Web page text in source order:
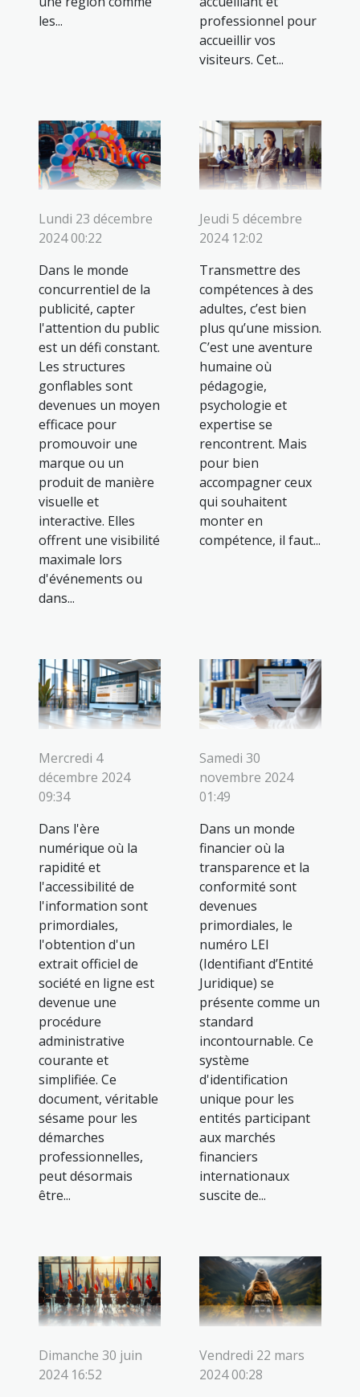
les...
professionnel pour
accueillir vos
visiteurs. Cet...
Lundi 23 décembre
2024 00:22
Dans le monde
concurrentiel de la
publicité, capter
l'attention du public
est un défi constant.
Les structures
gonflables sont
devenues un moyen
efficace pour
promouvoir une
marque ou un
produit de manière
visuelle et
interactive. Elles
offrent une visibilité
maximale lors
d'événements ou
dans...
Jeudi 5 décembre
2024 12:02
Transmettre des
compétences à des
adultes, c’est bien
plus qu’une mission.
C’est une aventure
humaine où
pédagogie,
psychologie et
expertise se
rencontrent. Mais
pour bien
accompagner ceux
qui souhaitent
monter en
compétence, il faut...
Mercredi 4
décembre 2024
09:34
Dans l'ère
numérique où la
rapidité et
l'accessibilité de
l'information sont
primordiales,
l'obtention d'un
extrait officiel de
société en ligne est
devenue une
procédure
administrative
courante et
simplifiée. Ce
document, véritable
sésame pour les
démarches
professionnelles,
peut désormais
être...
Samedi 30
novembre 2024
01:49
Dans un monde
financier où la
transparence et la
conformité sont
devenues
primordiales, le
numéro LEI
(Identifiant d’Entité
Juridique) se
présente comme un
standard
incontournable. Ce
système
d'identification
unique pour les
entités participant
aux marchés
financiers
internationaux
suscite de...
Dimanche 30 juin
2024 16:52
Vendredi 22 mars
2024 00:28